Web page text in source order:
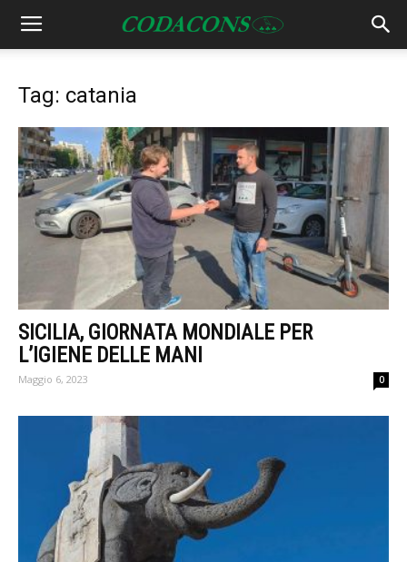
Tag: catania
SICILIA, GIORNATA MONDIALE PER
L’IGIENE DELLE MANI
Maggio 6, 2023 0